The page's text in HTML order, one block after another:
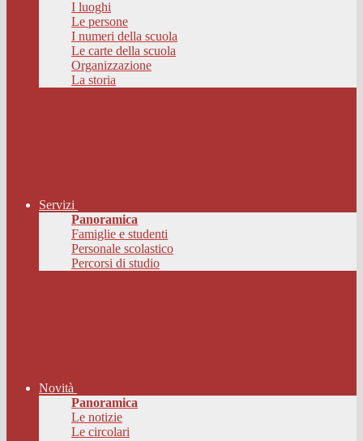
I luoghi
Le persone
I numeri della scuola
Le carte della scuola
Organizzazione
La storia
Servizi
Panoramica
Famiglie e studenti
Personale scolastico
Percorsi di studio
Novità
Panoramica
Le notizie
Le circolari